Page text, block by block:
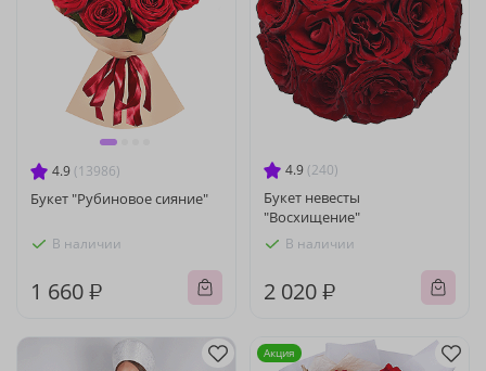
4.9 (13986)
Букет "Рубиновое сияние"
В наличии
1 660 ₽
4.9 (240)
Букет невесты
"Восхищение"
В наличии
2 020 ₽
Акция